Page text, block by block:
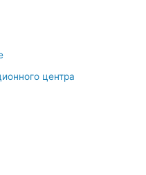
центра